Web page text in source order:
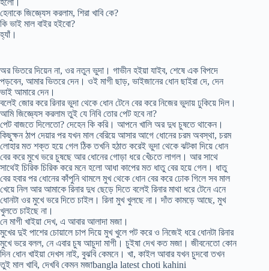
হলো।
হেনাকে জিজ্ঞ্যেস করলাম, শিরা খাবি কে?
কি ভাই মাল বাইর হইবো?
হ্যাঁ।
অর ভিতরে দিয়েন না, ওর নতুন ভুদা। গাভীন হইয়া যাইব, শেষে এক বিপদে
পড়বেন, আমার ভিতরে দেন। ওই মাগী ছাড়, ভাইজানের ধোন ছাইরা দে, দেন
ভাই আমারে দেন।
বলেই জোর করে রিনার ভুদা থেকে ধোন টেনে বের করে নিজের ভুদায় ঢুকিয়ে দিল।
আমি জিজ্ঞ্যেস করলাম তুই যে নিবি তোর পেট হবে না?
পেট বাজতে দিলেতো? দেহেন কি করি। আপনে খালি অর দুধ চুষতে থাকেন।
কিছুক্ষন ঠাপ দেয়ার পর যখন মাল বেরিয়ে আসার আগে ধোনের চরম অবস্থা, চরম
লোহার মত শক্ত হয়ে গেল ঠিক তখনি হঠাত করেই ভুদা থেকে ঝটকা দিয়ে ধোন
বের করে মুখে ভরে চুষছে আর ধোনের গোড়া ধরে খেঁচতে লাগল। আর সাথে
সাথেই চিরিক চিরিক করে মনে হলো আধা কাপের মত ধাতু বের হয়ে গেল। ধাতু
বের হবার পর ধোনের কাঁপুনি থামলে মুখ থেকে ধোন বের করে ঢোক গিলে সব মাল
খেয়ে নিল আর আমাকে রিনার দুধ ছেড়ে দিতে বলেই রিনার মাথা ধরে টেনে এনে
ধোনটা ওর মুখে ভরে দিতে চাইল। রিনা মুখ খুলছে না। দাঁত কামড়ে আছে, মুখ
খুলতে চাইছে না।
নে মাগী খাইয়া দেখ, এ আবার আলাদা মজা।
মুখের দুই পাশের চোয়ালে চাপ দিয়ে মুখ খুলে পট করে ও নিজেই ধরে ধোনটা রিনার
মুখে ভরে বলল, নে এবার চুষ আচুদা মাগী। চুইষা দেখ কত মজা। জীবনেতো কোন
দিন ধোন খাইয়া দেখস নাই, বুঝবি কেমনে। খা, কাইল আবার যখন চুদবো তখন
তুই মাল খাবি, দেখবি কেমন মজাbangla latest choti kahini